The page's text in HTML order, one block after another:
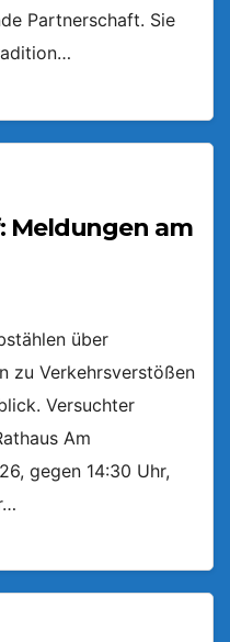
Partnerschaft. Sie
Meldungen am
über
zu Verkehrsverstößen
Versuchter
Am
gegen 14:30 Uhr,